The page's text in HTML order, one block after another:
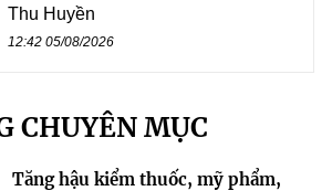
Thu Huyền
12:42 05/08/2026
CHUYÊN MỤC
Tăng hậu kiểm thuốc, mỹ phẩm,